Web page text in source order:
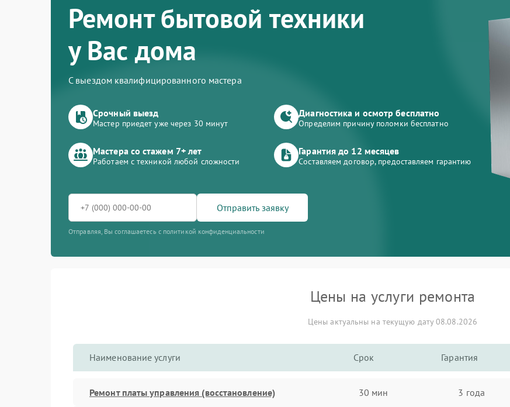
Ремонт бытовой техники
у Вас дома
С выездом квалифицированного мастера
Срочный выезд
Мастер приедет уже через 30 минут
Диагностика и осмотр бесплатно
Определим причину поломки бесплатно
Мастера со стажем 7+ лет
Работаем с техникой любой сложности
Гарантия до 12 месяцев
Составляем договор, предоставляем гарантию
Отправить заявку
Отправляя, Вы соглашаетесь с политикой конфиденциальности
Цены на услуги ремонта
Цены актуальны на текущую дату 08.08.2026
Наименование услуги Срок Гарантия
Ремонт платы управления (восстановление) 30 мин 3 года